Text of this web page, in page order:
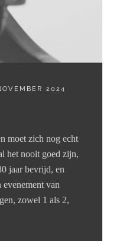
2024
moet zich nog echt
het nooit goed zijn,
jaar bevrijd, en
evenement van
zowel 1 als 2,